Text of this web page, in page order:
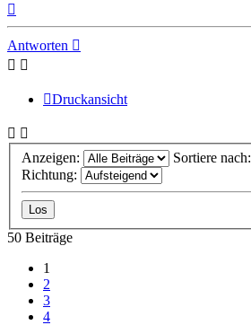
Antworten
Druckansicht
Anzeigen:
Sortiere nach:
Richtung:
50 Beiträge
1
2
3
4